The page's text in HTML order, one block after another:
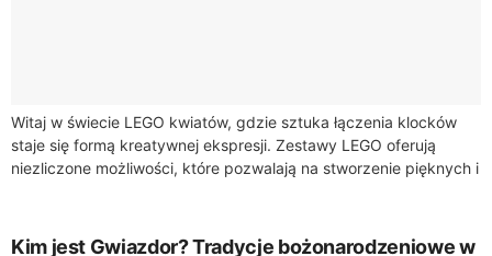
Witaj w świecie LEGO kwiatów, gdzie sztuka łączenia klocków
staje się formą kreatywnej ekspresji. Zestawy LEGO oferują
niezliczone możliwości, które pozwalają na stworzenie pięknych i
Kim jest Gwiazdor? Tradycje bożonarodzeniowe w